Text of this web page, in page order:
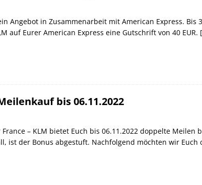
Angebot in Zusammenarbeit mit American Express. Bis
auf Eurer American Express eine Gutschrift von 40 EUR.
bis 06.11.2022
– KLM bietet Euch bis 06.11.2022 doppelte Meilen
ist der Bonus abgestuft. Nachfolgend möchten wir Euch